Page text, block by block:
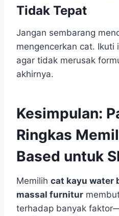
Tidak Tepat
Jangan sembarang
mengencerkan cat. Ikuti
agar tidak merusak
akhirnya.
Kesimpulan:
Ringkas
Based untuk
Memilih cat kayu water
massal furnitur
terhadap banyak